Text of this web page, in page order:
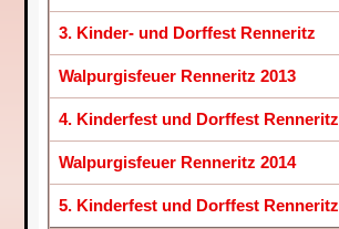
3. Kinder- und Dorffest Renneritz
Walpurgisfeuer Renneritz 2013
4. Kinderfest und Dorffest Renneritz
Walpurgisfeuer Renneritz 2014
5. Kinderfest und Dorffest Renneritz